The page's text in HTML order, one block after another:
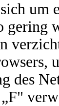
um
gering
des